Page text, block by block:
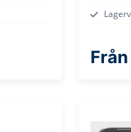
Från